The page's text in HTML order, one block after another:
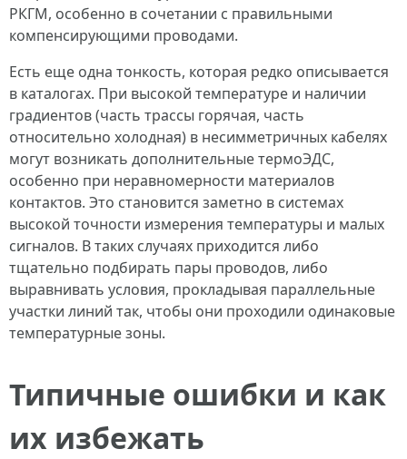
РКГМ, особенно в сочетании с правильными
компенсирующими проводами.
Есть еще одна тонкость, которая редко описывается
в каталогах. При высокой температуре и наличии
градиентов (часть трассы горячая, часть
относительно холодная) в несимметричных кабелях
могут возникать дополнительные термоЭДС,
особенно при неравномерности материалов
контактов. Это становится заметно в системах
высокой точности измерения температуры и малых
сигналов. В таких случаях приходится либо
тщательно подбирать пары проводов, либо
выравнивать условия, прокладывая параллельные
участки линий так, чтобы они проходили одинаковые
температурные зоны.
Типичные ошибки и как
их избежать